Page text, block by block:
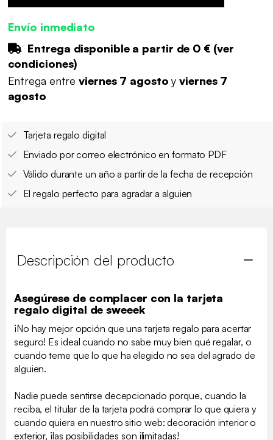
Envío inmediato
Entrega disponible a partir de 0 €(ver
condiciones)
Entrega entreviernes 7 agostoyviernes 7
agosto
Tarjeta regalo digital
Enviado por correo electrónico en formato PDF
Válido durante un año a partir de la fecha de recepción
El regalo perfecto para agradar a alguien
Descripción del producto
Asegúrese de complacer con la tarjeta
regalo digital de sweeek
¡No hay mejor opción que una tarjeta regalo para acertar
seguro! Es ideal cuando no sabe muy bien qué regalar, o
cuando teme que lo que ha elegido no sea del agrado de
alguien.
Nadie puede sentirse decepcionado porque, cuando la
reciba, el titular de la tarjeta podrá comprar lo que quiera y
cuando quiera en nuestro sitio web: decoración interior o
exterior, ¡las posibilidades son ilimitadas!